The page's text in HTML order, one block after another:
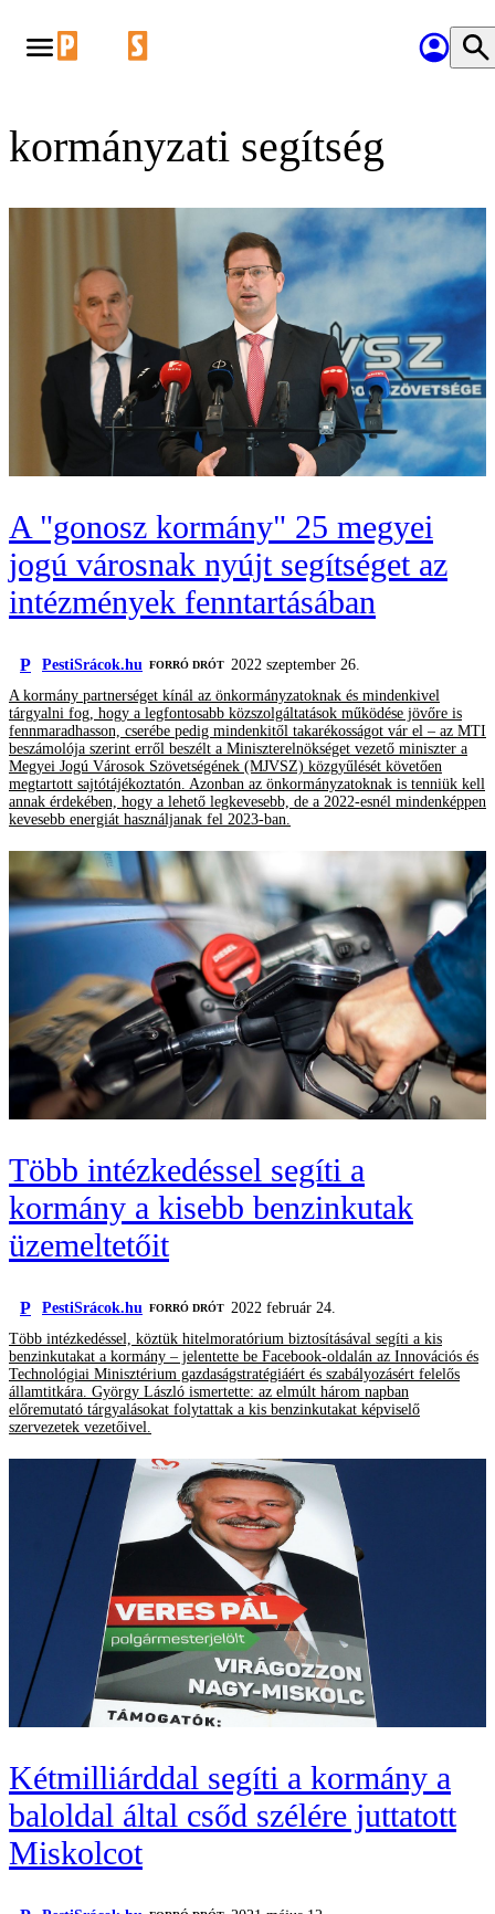
kormányzati segítség
A "gonosz kormány" 25 megyei
jogú városnak nyújt segítséget az
intézmények fenntartásában
P PestiSrácok.hu FORRÓ DRÓT 2022 szeptember 26.
A kormány partnerséget kínál az önkormányzatoknak és mindenkivel
tárgyalni fog, hogy a legfontosabb közszolgáltatások működése jövőre is
fennmaradhasson, cserébe pedig mindenkitől takarékosságot vár el – az MTI
beszámolója szerint erről beszélt a Miniszterelnökséget vezető miniszter a
Megyei Jogú Városok Szövetségének (MJVSZ) közgyűlését követően
megtartott sajtótájékoztatón. Azonban az önkormányzatoknak is tenniük kell
annak érdekében, hogy a lehető legkevesebb, de a 2022-esnél mindenképpen
kevesebb energiát használjanak fel 2023-ban.
Több intézkedéssel segíti a
kormány a kisebb benzinkutak
üzemeltetőit
P PestiSrácok.hu FORRÓ DRÓT 2022 február 24.
Több intézkedéssel, köztük hitelmoratórium biztosításával segíti a kis
benzinkutakat a kormány – jelentette be Facebook-oldalán az Innovációs és
Technológiai Minisztérium gazdaságstratégiáért és szabályozásért felelős
államtitkára. György László ismertette: az elmúlt három napban
előremutató tárgyalásokat folytattak a kis benzinkutakat képviselő
szervezetek vezetőivel.
Kétmilliárddal segíti a kormány a
baloldal által csőd szélére juttatott
Miskolcot